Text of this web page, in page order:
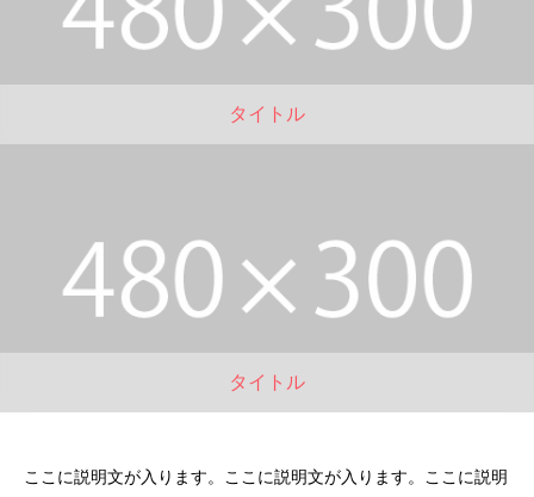
タイトル
タイトル
ここに説明文が入ります。ここに説明文が入ります。ここに説明